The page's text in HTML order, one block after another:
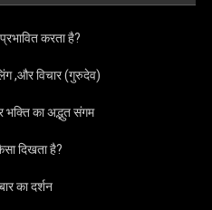
करता है?
,और विचार (गुरुदेव)
भक्ति का अद्भुत संगम
दिखता है?
का दर्शन